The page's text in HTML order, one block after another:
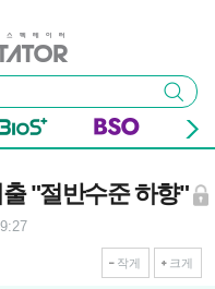
검색
"절반수준 하향"
작게 크게